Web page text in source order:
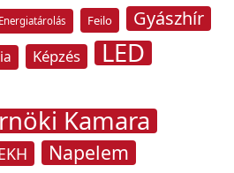
Energiatárolás Feilo Gyászhír
Képzés LED
Kamara
Napelem